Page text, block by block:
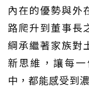
內在的優勢與外
路爬升到董事長
綱承繼著家族對
新思維，讓每
中，都能感受到